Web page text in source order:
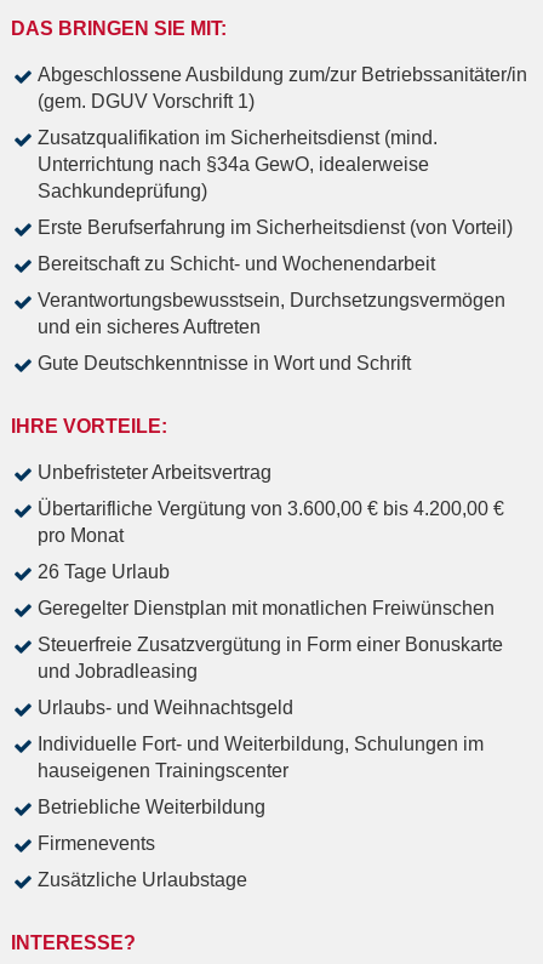
DAS BRINGEN SIE MIT:
Abgeschlossene Ausbildung zum/zur Betriebssanitäter/in
(gem. DGUV Vorschrift 1)
Zusatzqualifikation im Sicherheitsdienst (mind.
Unterrichtung nach §34a GewO, idealerweise
Sachkundeprüfung)
Erste Berufserfahrung im Sicherheitsdienst (von Vorteil)
Bereitschaft zu Schicht- und Wochenendarbeit
Verantwortungsbewusstsein, Durchsetzungsvermögen
und ein sicheres Auftreten
Gute Deutschkenntnisse in Wort und Schrift
IHRE VORTEILE:
Unbefristeter Arbeitsvertrag
Übertarifliche Vergütung von 3.600,00 € bis 4.200,00 €
pro Monat
26 Tage Urlaub
Geregelter Dienstplan mit monatlichen Freiwünschen
Steuerfreie Zusatzvergütung in Form einer Bonuskarte
und Jobradleasing
Urlaubs- und Weihnachtsgeld
Individuelle Fort- und Weiterbildung, Schulungen im
hauseigenen Trainingscenter
Betriebliche Weiterbildung
Firmenevents
Zusätzliche Urlaubstage
INTERESSE?